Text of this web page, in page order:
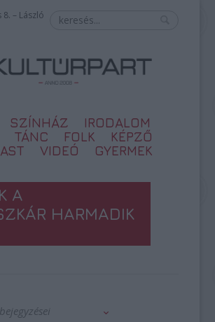
– László
SZÍNHÁZ
IRODALOM
TÁNC FOLK
KÉPZŐ
VIDEÓ GYERMEK
A
HARMADIK